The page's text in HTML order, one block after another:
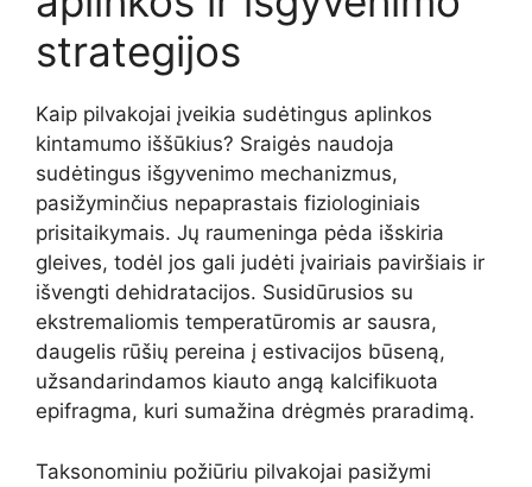
strategijos
Kaip pilvakojai įveikia sudėtingus aplinkos
kintamumo iššūkius? Sraigės naudoja
sudėtingus išgyvenimo mechanizmus,
pasižyminčius nepaprastais fiziologiniais
prisitaikymais. Jų raumeninga pėda išskiria
gleives, todėl jos gali judėti įvairiais paviršiais ir
išvengti dehidratacijos. Susidūrusios su
ekstremaliomis temperatūromis ar sausra,
daugelis rūšių pereina į estivacijos būseną,
užsandarindamos kiauto angą kalcifikuota
epifragma, kuri sumažina drėgmės praradimą.
Taksonominiu požiūriu pilvakojai pasižymi